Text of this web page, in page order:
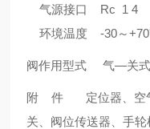
气源接口 Rc 1 4
环境温度 -30～
阀作用型式 气—关
附 件 定位器、空气
关、阀位传送器、手轮